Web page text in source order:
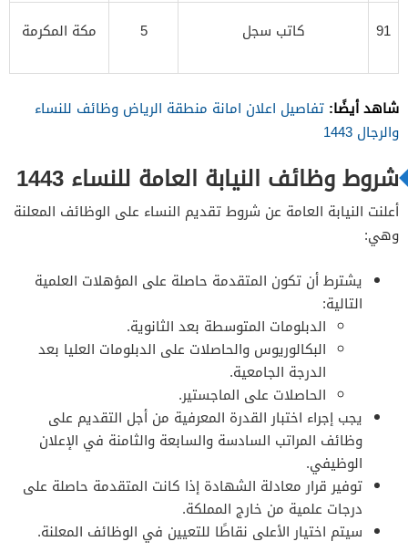
91 كاتب سجل 5 مكة المكرمة
شاهد أيضًا: تفاصيل اعلان امانة منطقة الرياض وظائف للنساء
والرجال 1443
شروط وظائف النيابة العامة للنساء 1443
أعلنت النيابة العامة عن شروط تقديم النساء على الوظائف المعلنة
وهي:
يشترط أن تكون المتقدمة حاصلة على المؤهلات العلمية
التالية:
الدبلومات المتوسطة بعد الثانوية.
البكالوريوس والحاصلات على الدبلومات العليا بعد
الدرجة الجامعية.
الحاصلات على الماجستير.
يجب إجراء اختبار القدرة المعرفية من أجل التقديم على
وظائف المراتب السادسة والسابعة والثامنة في الإعلان
الوظيفي.
توفير قرار معادلة الشهادة إذا كانت المتقدمة حاصلة على
درجات علمية من خارج المملكة.
سيتم اختيار الأعلى نقاطًا للتعيين في الوظائف المعلنة.